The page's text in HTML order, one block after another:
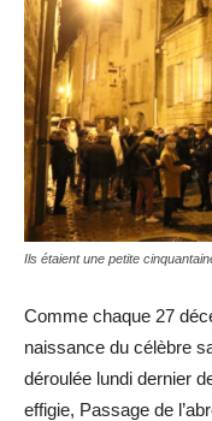
Ils étaient une petite
Comme chaque 27
naissance du célèbre
déroulée lundi dernier
effigie, Passage de